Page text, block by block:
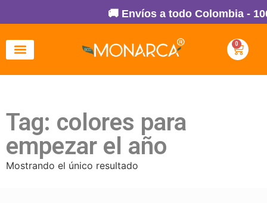
🚚 Envíos a todo Colombia -
0
Tag: colores para
empezar el año
Mostrando el único resultado